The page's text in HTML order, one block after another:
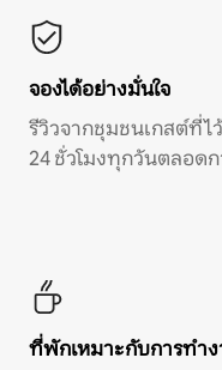
จองได้อย่างมั่นใจ
รีวิวจากชุมชนเกสต์ที่
24 ชั่วโมงทุกวันตลอด
ที่พักเหมาะกับการทำ